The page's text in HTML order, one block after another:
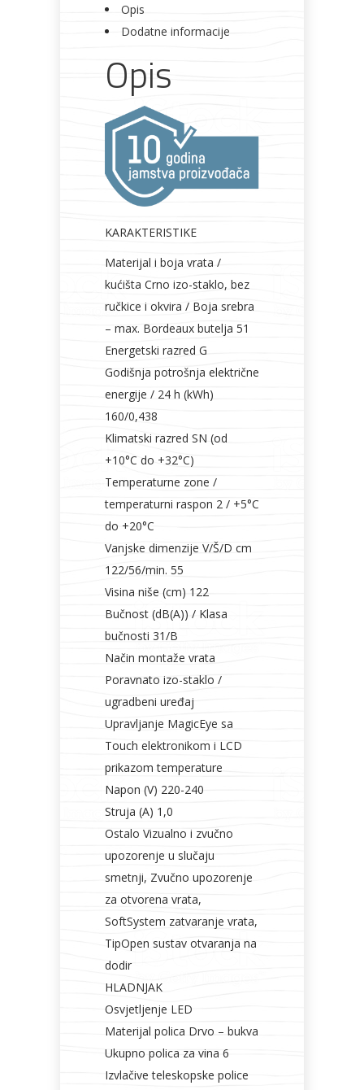
Opis
Dodatne informacije
Opis
KARAKTERISTIKE
Materijal i boja vrata /
kućišta Crno izo-staklo, bez
ručkice i okvira / Boja srebra
– max. Bordeaux butelja 51
Energetski razred G
Godišnja potrošnja električne
energije / 24 h (kWh)
160/0,438
Klimatski razred SN (od
+10°C do +32°C)
Temperaturne zone /
temperaturni raspon 2 / +5°C
do +20°C
Vanjske dimenzije V/Š/D cm
122/56/min. 55
Visina niše (cm) 122
Bučnost (dB(A)) / Klasa
bučnosti 31/B
Način montaže vrata
Poravnato izo-staklo /
ugradbeni uređaj
Upravljanje MagicEye sa
Touch elektronikom i LCD
prikazom temperature
Napon (V) 220-240
Struja (A) 1,0
Ostalo Vizualno i zvučno
upozorenje u slučaju
smetnji, Zvučno upozorenje
za otvorena vrata,
SoftSystem zatvaranje vrata,
TipOpen sustav otvaranja na
dodir
HLADNJAK
Osvjetljenje LED
Materijal polica Drvo – bukva
Ukupno polica za vina 6
Izvlačive teleskopske police